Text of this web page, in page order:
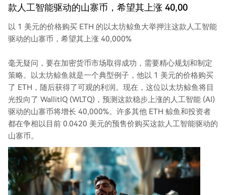
款人工智能驱动的山寨币，希望其上涨 40,00
以 1 美元的价格购买 ETH 的以太坊鲸鱼大举押注这款人工智能
驱动的山寨币，希望其上涨 40,000%
毫无疑问，要在加密货币市场取得成功，需要精心规划和制定
策略。以太坊鲸鱼就是一个典型例子，他以 1 美元的价格购买
了 ETH，随后获得了可观的利润。现在，这位以太坊鲸鱼将目
光投向了 WallitIQ (WLTQ)，预测这款稳步上涨的人工智能 (AI)
驱动的山寨币将增长 40,000%。许多其他 ETH 鲸鱼和投资者
都在争相以目前 0.0420 美元的预售价购买这款人工智能驱动的
山寨币。